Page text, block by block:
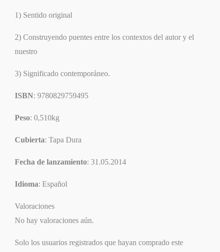
1) Sentido original
2) Construyendo puentes entre los contextos del autor y el
nuestro
3) Significado contemporáneo.
ISBN: 9780829759495
Peso: 0,510kg
Cubierta: Tapa Dura
Fecha de lanzamiento: 31.05.2014
Idioma: Español
Valoraciones
No hay valoraciones aún.
Solo los usuarios registrados que hayan comprado este